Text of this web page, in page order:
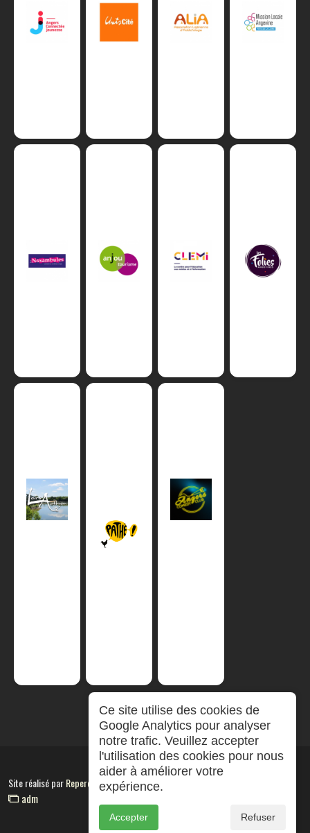
Site réalisé parRepereCom
adm
Ce site utilise des cookies de
Google Analytics pour analyser
notre trafic. Veuillez accepter
l'utilisation des cookies pour nous
aider à améliorer votre
expérience.
Accepter Refuser